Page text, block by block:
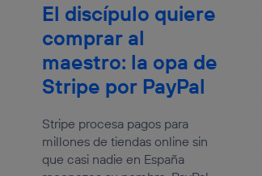
El discípulo quiere
comprar al
maestro: la opa de
Stripe por PayPal
Stripe procesa pagos para
millones de tiendas online sin
que casi nadie en España